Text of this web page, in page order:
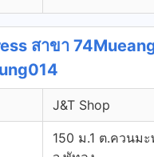
สาขา
J&T Shop
150 ม.1 ต.ควนมะ